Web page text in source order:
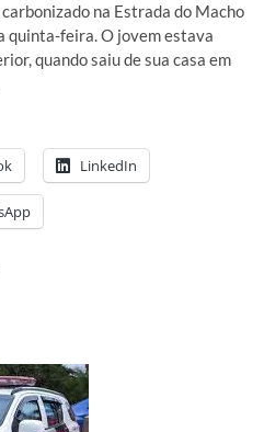
na Estrada do Macho
quinta-feira. O jovem estava
quando saiu de sua casa em
LinkedIn